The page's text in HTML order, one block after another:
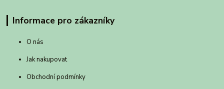
Informace pro zákazníky
O nás
Jak nakupovat
Obchodní podmínky